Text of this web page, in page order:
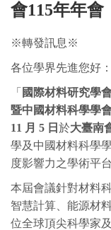
會115年年會
※轉發訊息※
各位學界先進您好：
「 國際材料研究學
暨中國材料科學學
11 月 5 日 於大臺南
學及中國材料科學
度影響力之學術平台
本屆會議針對材料
智慧計算、能源材
位全球頂尖科學家